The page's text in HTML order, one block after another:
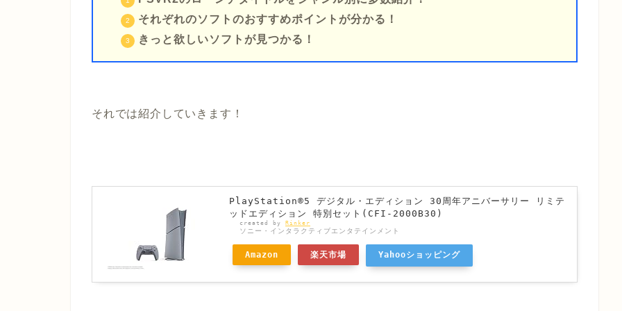
それぞれのソフトのおすすめポイントが分かる！
きっと欲しいソフトが見つかる！
それでは紹介していきます！
PlayStation®5 デジタル・エディション 30周年アニバーサリー リミテ
ッドエディション 特別セット(CFI-2000B30)
created by Rinker
ソニー・インタラクティブエンタテインメント
Amazon 楽天市場 Yahooショッピング